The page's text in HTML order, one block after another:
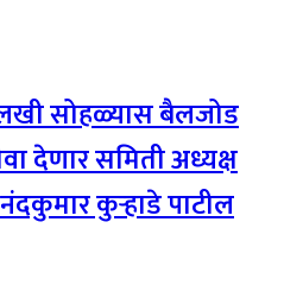
सोहळ्यास बैलजोड
देणार समिती अध्यक्ष
कुऱ्हाडे पाटील